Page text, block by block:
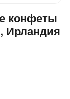
конфеты
Ирландия